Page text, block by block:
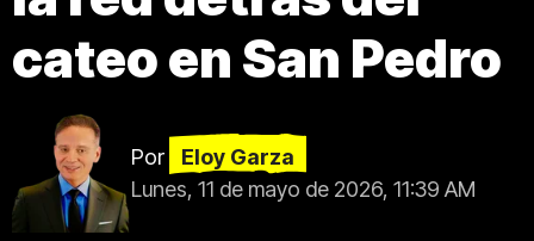
cateo en San Pedro
Por
Eloy Garza
Lunes, 11 de mayo de 2026, 11:39 AM